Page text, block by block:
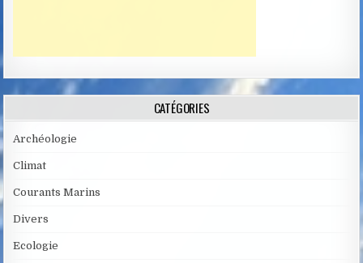
CATÉGORIES
Archéologie
Climat
Courants Marins
Divers
Ecologie